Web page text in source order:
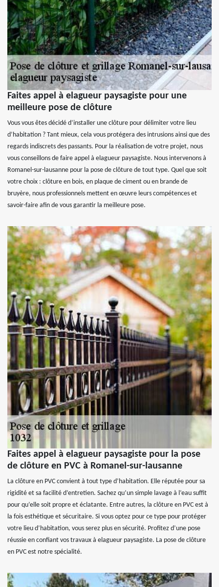
Faites appel à elagueur paysagiste pour une
meilleure pose de clôture
Vous vous êtes décidé d’installer une clôture pour délimiter votre lieu
d’habitation ? Tant mieux, cela vous protégera des intrusions ainsi que des
regards indiscrets des passants. Pour la réalisation de votre projet, nous
vous conseillons de faire appel à elagueur paysagiste. Nous intervenons à
Romanel-sur-lausanne pour la pose de clôture de tout type. Quel que soit
votre choix : clôture en bois, en plaque de ciment ou en brande de
bruyère, nous professionnels mettent en œuvre leurs compétences et
savoir-faire afin de vous garantir la meilleure pose.
Faites appel à elagueur paysagiste pour la pose
de clôture en PVC à Romanel-sur-lausanne
La clôture en PVC convient à tout type d’habitation. Elle réputée pour sa
rigidité et sa facilité d’entretien. Sachez qu’un simple lavage à l’eau suffit
pour qu’elle soit propre et éclatante. Entre autres, la clôture en PVC est à
la fois esthétique et sécuritaire. Si vous optez pour ce type pour protéger
votre lieu d’habitation, vous serez plus en sécurité. Profitez d’une pose
réussie en confiant vos travaux à elagueur paysagiste. La pose de clôture
en PVC est notre spécialité.